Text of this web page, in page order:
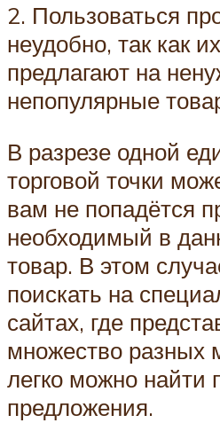
2. Пользоваться
неудобно, так как
предлагают на
непопулярные
В разрезе одной
торговой точки
вам не попадётся
необходимый в
товар. В этом
поискать на
сайтах, где
множество разных
легко можно найти
предложения.